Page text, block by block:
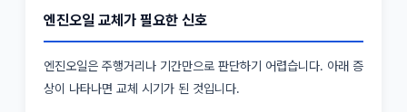
엔진오일 교체가 필요한 신호
엔진오일은 주행거리나 기간만으로 판단하기 어렵습니다. 아래 증
상이 나타나면 교체 시기가 된 것입니다.